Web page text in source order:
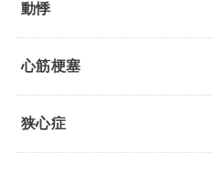
動悸
心筋梗塞
狭心症